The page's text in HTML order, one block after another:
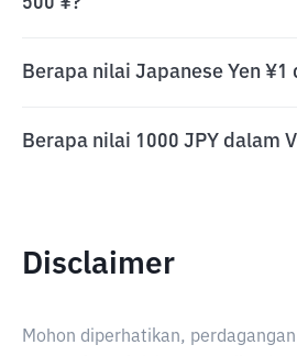
Berapa nilai Japanese Yen
Berapa nilai 1000 JPY dalam
Disclaimer
Mohon diperhatikan,